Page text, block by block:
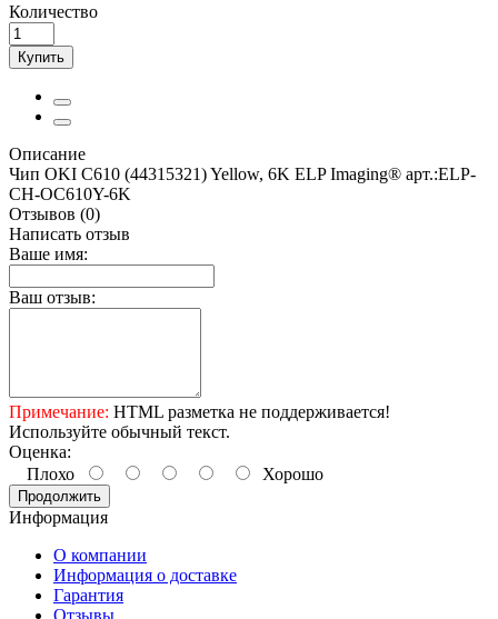
Количество
Купить
Описание
Чип OKI C610 (44315321) Yellow, 6K ELP Imaging® арт.:ELP-
CH-OC610Y-6K
Отзывов (0)
Написать отзыв
Ваше имя:
Ваш отзыв:
Примечание: HTML разметка не поддерживается!
Используйте обычный текст.
Оценка:
Плохо
Хорошо
Продолжить
Информация
О компании
Информация о доставке
Гарантия
Отзывы